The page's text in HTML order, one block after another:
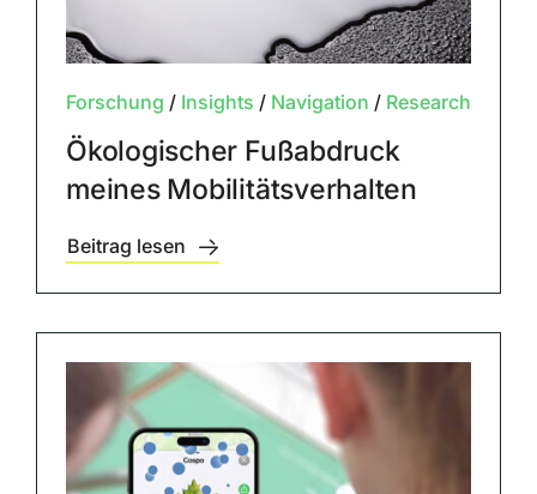
Forschung / Insights / Navigation / Research
Ökologischer Fußabdruck
meines Mobilitätsverhalten
Beitrag lesen